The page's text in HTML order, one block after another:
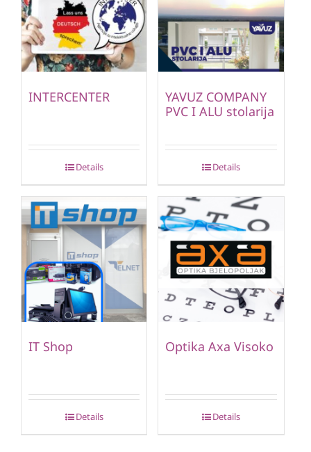
INTERCENTER
Details
YAVUZ COMPANY
PVC I ALU stolarija
Details
IT Shop
Details
Optika Axa Visoko
Details